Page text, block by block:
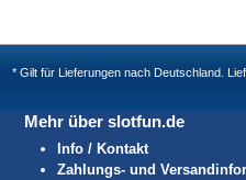
* Gilt für Lieferungen nach Deutschland.
Mehr über slotfun.de
Info / Kontakt
Zahlungs- und